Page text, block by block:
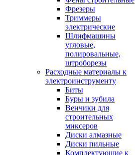
Фрезеры
Триммеры
электрические
Шлифмашины
угловые,
полировальные,
штроборезы
Расходные материалы к
электроинструменту
Биты
Буры и зубила
Венчики для
строительных
миксеров
Диски алмазные
Диски пильные
Комплектующие к